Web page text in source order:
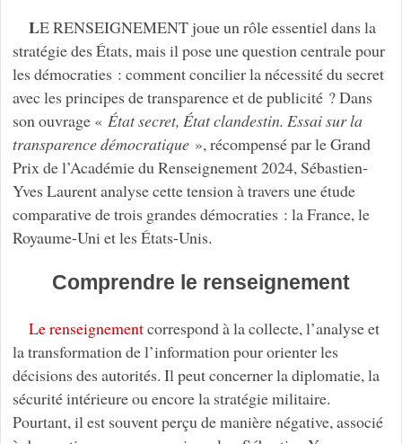
LE RENSEIGNEMENT joue un rôle essentiel dans la
stratégie des États, mais il pose une question centrale pour
les démocraties : comment concilier la nécessité du secret
avec les principes de transparence et de publicité ? Dans
son ouvrage « État secret, État clandestin. Essai sur la
transparence démocratique», récompensé par le Grand
Prix de l’Académie du Renseignement 2024, Sébastien-
Yves Laurent analyse cette tension à travers une étude
comparative de trois grandes démocraties : la France, le
Royaume-Uni et les États-Unis.
Comprendre le renseignement
Le renseignementcorrespond à la collecte, l’analyse et
la transformation de l’information pour orienter les
décisions des autorités. Il peut concerner la diplomatie, la
sécurité intérieure ou encore la stratégie militaire.
Pourtant, il est souvent perçu de manière négative, associé